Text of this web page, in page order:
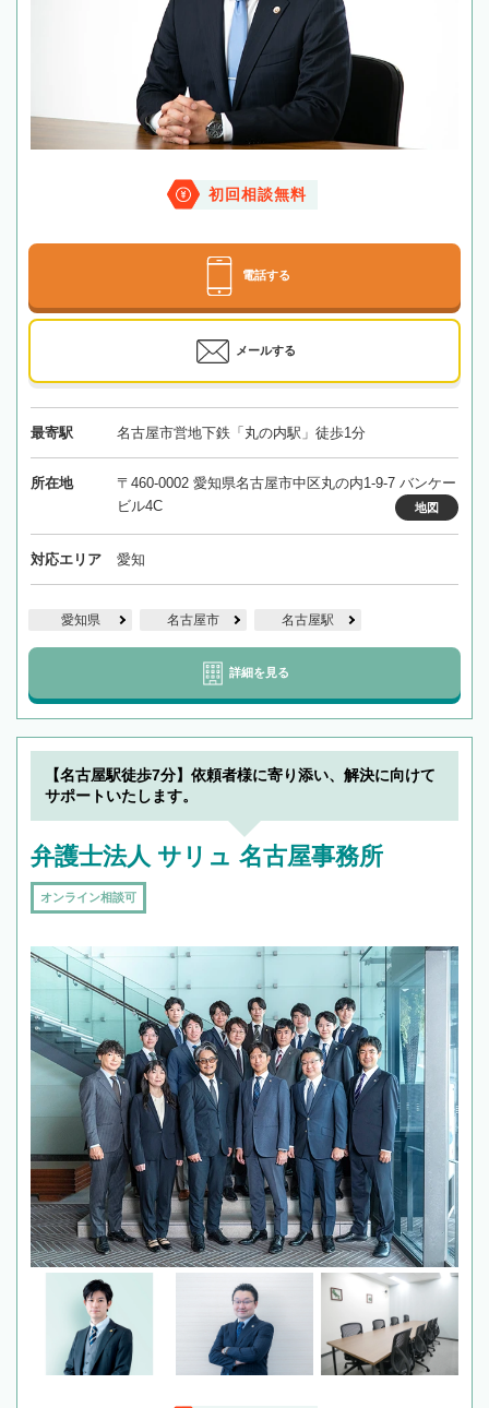
初回相談無料
電話する
メールする
最寄駅 名古屋市営地下鉄「丸の内駅」徒歩1分
所在地
〒460-0002 愛知県名古屋市中区丸の内1-9-7 バンケー
ビル4C
地図
対応エリア 愛知
愛知県 名古屋市 名古屋駅
詳細を見る
【名古屋駅徒歩7分】依頼者様に寄り添い、解決に向けて
サポートいたします。
弁護士法人 サリュ 名古屋事務所
オンライン相談可